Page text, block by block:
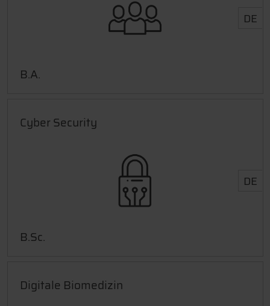
DE
B.A.
Cyber Security
DE
B.Sc.
Digitale Biomedizin